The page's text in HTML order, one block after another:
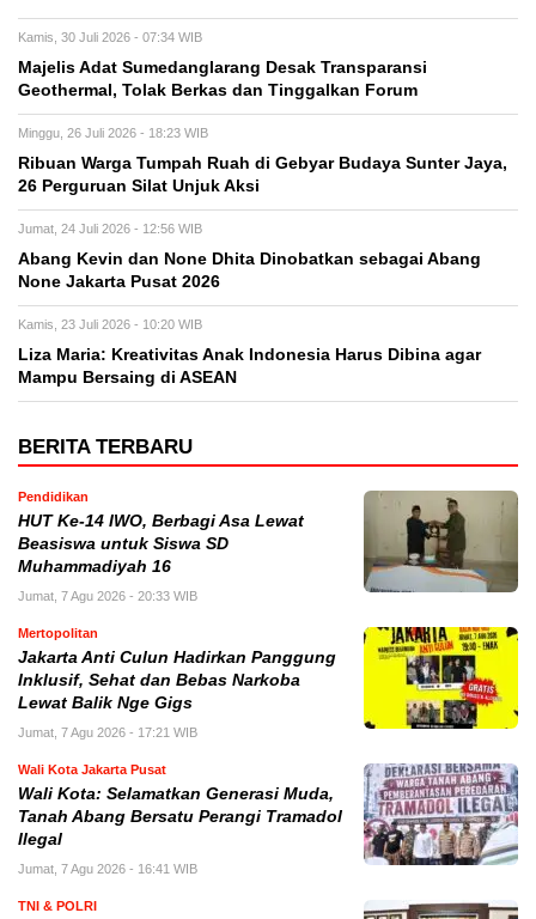
Kamis, 30 Juli 2026 - 07:34 WIB
Majelis Adat Sumedanglarang Desak Transparansi
Geothermal, Tolak Berkas dan Tinggalkan Forum
Minggu, 26 Juli 2026 - 18:23 WIB
Ribuan Warga Tumpah Ruah di Gebyar Budaya Sunter Jaya,
26 Perguruan Silat Unjuk Aksi
Jumat, 24 Juli 2026 - 12:56 WIB
Abang Kevin dan None Dhita Dinobatkan sebagai Abang
None Jakarta Pusat 2026
Kamis, 23 Juli 2026 - 10:20 WIB
Liza Maria: Kreativitas Anak Indonesia Harus Dibina agar
Mampu Bersaing di ASEAN
BERITA TERBARU
Pendidikan
HUT Ke-14 IWO, Berbagi Asa Lewat
Beasiswa untuk Siswa SD
Muhammadiyah 16
Jumat, 7 Agu 2026 - 20:33 WIB
Mertopolitan
Jakarta Anti Culun Hadirkan Panggung
Inklusif, Sehat dan Bebas Narkoba
Lewat Balik Nge Gigs
Jumat, 7 Agu 2026 - 17:21 WIB
Wali Kota Jakarta Pusat
Wali Kota: Selamatkan Generasi Muda,
Tanah Abang Bersatu Perangi Tramadol
Ilegal
Jumat, 7 Agu 2026 - 16:41 WIB
TNI & POLRI